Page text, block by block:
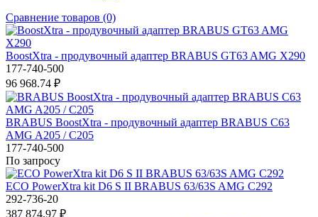
Сравнение товаров (0)
BoostXtra - продувочный адаптер BRABUS GT63 AMG X290
177-740-500
96 968.74 ₽
BRABUS BoostXtra - продувочный адаптер BRABUS C63
AMG A205 / C205
177-740-500
По запросу
ECO PowerXtra kit D6 S II BRABUS 63/63S AMG C292
292-736-20
387 874.97 ₽